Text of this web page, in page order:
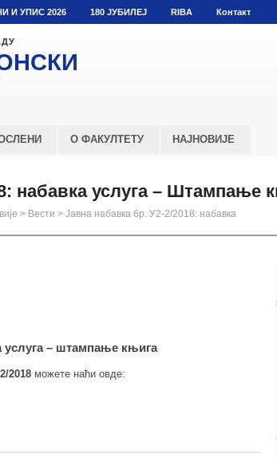
И УПИС 2026 180 ЈУБИЛЕЈ RIBA Контакт
О ФАКУЛТЕТУ НАЈНОВИЈЕ
набавка услуга – Штампање
> Вести > Јавна набавка бр. У2-2/2018: набавка
услуга – штампање књига
2018 можете наћи овде: